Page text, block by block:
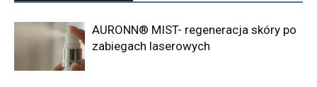
AURONN® MIST- regeneracja skóry po
zabiegach laserowych